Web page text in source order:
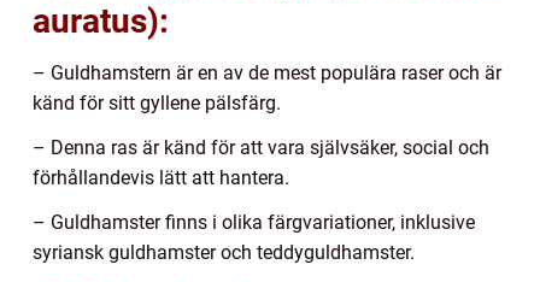
auratus):
– Guldhamstern är en av de mest populära raser och är
känd för sitt gyllene pälsfärg.
– Denna ras är känd för att vara självsäker, social och
förhållandevis lätt att hantera.
– Guldhamster finns i olika färgvariationer, inklusive
syriansk guldhamster och teddyguldhamster.